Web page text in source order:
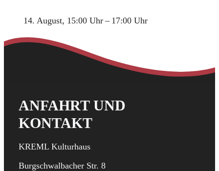
14. August, 15:00 Uhr– 17:00 Uhr
ANFAHRT UND
KONTAKT
KREML Kulturhaus
Burgschwalbacher Str. 8